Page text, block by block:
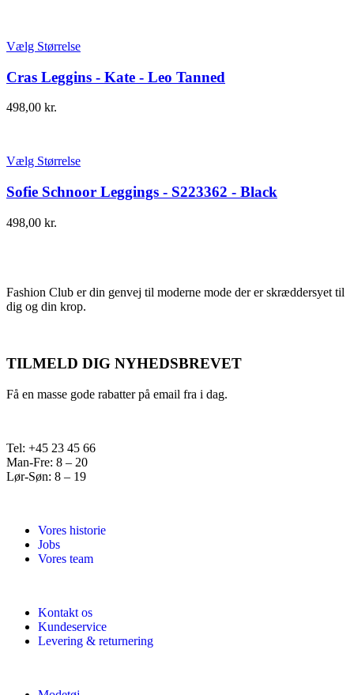
Vælg Størrelse
Cras Leggins - Kate - Leo Tanned
498,00 kr.
Vælg Størrelse
Sofie Schnoor Leggings - S223362 - Black
498,00 kr.
Fashion Club er din genvej til moderne mode der er skræddersyet til
dig og din krop.
TILMELD DIG NYHEDSBREVET
Få en masse gode rabatter på email fra i dag.
Tel: +45 23 45 66
Man-Fre: 8 – 20
Lør-Søn: 8 – 19
Vores historie
Jobs
Vores team
Kontakt os
Kundeservice
Levering & returnering